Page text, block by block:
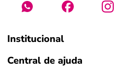
Institucional
Central de ajuda